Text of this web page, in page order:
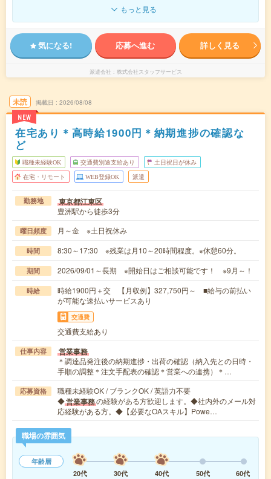
もっと見る
気になる! 応募へ進む 詳しく見る
派遣会社 株式会社スタッフサービス
未読
NEW
掲載日 2026/08/08
在宅あり＊高時給1900円＊納期進捗の確認な
ど
職種未経験OK 交通費別途支給あり 土日祝日が休み
在宅・リモート WEB登録OK 派遣
勤務地 東京都江東区
豊洲駅から徒歩3分
曜日頻度 月～金 ※土日祝休み
時間 8:30～17:30 ※残業は月10～20時間程度。※休憩60分。
期間 2026/09/01～長期 ※開始日はご相談可能です！ ※9月～！
時給
時給1900円＋交 【月収例】327,750円～ ■給与の前払い
が可能な速払いサービスあり
交通費
交通費支給あり
仕事内容 営業事務
＊調達品発注後の納期進捗・出荷の確認（納入先との日時・
手順の調整＊注文手配表の確認＊営業への連携）＊…
応募資格
職種未経験OK / ブランクOK / 英語力不要
◆営業事務の経験がある方歓迎します。◆社内外のメール対
応経験がある方。◆【必要なOAスキル】Powe…
職場の雰囲気
年齢層
20代
30代 40代 50代
60代